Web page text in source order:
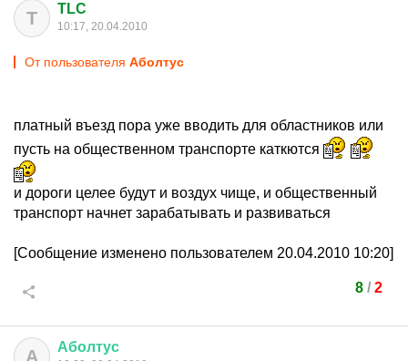
T TLC
10:17, 20.04.2010
От пользователя Аболтус
платный въезд пора уже вводить для областников или
пусть на общественном транспорте каткются
и дороги целее будут и воздух чище, и общественный
транспорт начнет зарабатывать и развиваться
[Сообщение изменено пользователем 20.04.2010 10:20]
8/ 2
А Аболтус